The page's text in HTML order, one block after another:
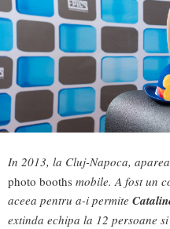
In 2013, la Cluj-Napoca, aparea
photo booths mobile. A fost un
aceea pentru a-i permite
extinda echipa la 12 persoane